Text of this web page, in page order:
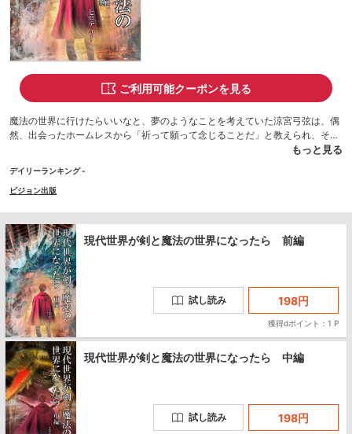
ご利用可能クーポンを見る
魔法の世界に行けたらいいなと、夢のようなことを考えていた涼宮弓弦は、偶
然、出会ったホームレスから「祈って願って念じることだ」と教えられ、それ
を実践していくうちに、ある日、突然、世界が変わる。24歳の弓弦はいつの間
もっと見る
デイリーランキング -
ビジョン出版
現代世界が剣と魔法の世界になったら 前編
試し読み 198円
獲得dポイント：1 P
現代世界が剣と魔法の世界になったら 中編
試し読み 198円